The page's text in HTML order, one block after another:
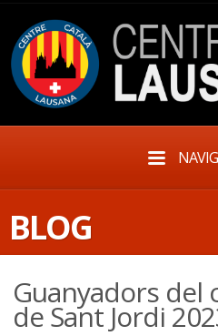
BLOG
Guanyadors del
de Sant Jordi